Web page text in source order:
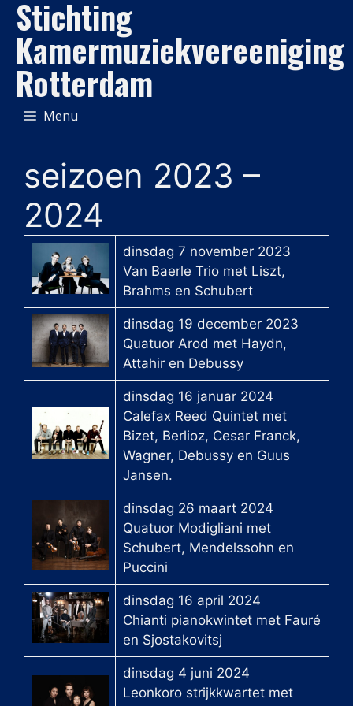
naar
inhoud
Stichting
Kamermuziekvereeniging
Rotterdam
Menu
seizoen 2023 –
2024
dinsdag 7 november 2023
Van Baerle Trio met Liszt,
Brahms en Schubert
dinsdag 19 december 2023
Quatuor Arod met Haydn,
Attahir en Debussy
dinsdag 16 januar 2024
Calefax Reed Quintet met
Bizet, Berlioz, Cesar Franck,
Wagner, Debussy en Guus
Jansen.
dinsdag 26 maart 2024
Quatuor Modigliani met
Schubert, Mendelssohn en
Puccini
dinsdag 16 april 2024
Chianti pianokwintet met Fauré
en Sjostakovitsj
dinsdag 4 juni 2024
Leonkoro strijkkwartet met